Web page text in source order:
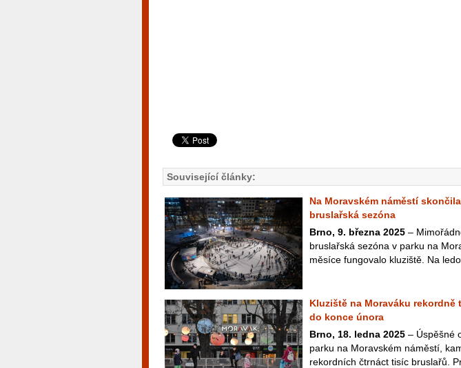
Související články:
Na Moravském náměstí
bruslařská sezóna
Brno, 9. března 2025 –⁠
bruslařská sezóna v parku na
měsíce fungovalo kluziště. Na
Kluziště na Moraváku rekordně
do konce února
Brno, 18. ledna 2025 – Úspěšné
parku na Moravském náměstí,
rekordních čtrnáct tisíc bruslařů.